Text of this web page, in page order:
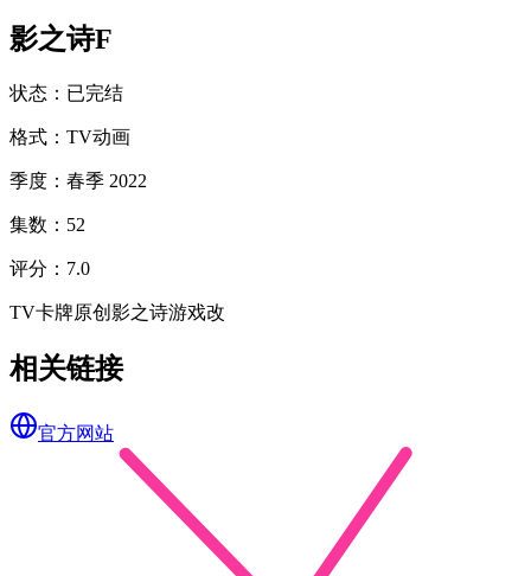
影之诗F
状态 ： 已完结
格式 ： TV动画
季度 ： 春季 2022
集数 ： 52
评分 ： 7.0
TV卡牌原创 影之诗游戏改
相关链接
官方网站